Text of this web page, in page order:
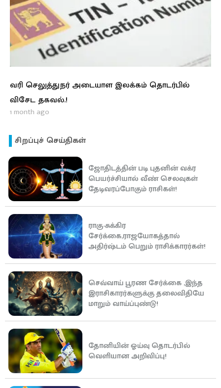
வரி செலுத்துநர் அடையாள இலக்கம் தொடர்பில்
விசேட தகவல்.!
1 month ago
சிறப்புச் செய்திகள்
ஜோதிடத்தின் படி புதனின் வக்ர
பெயர்ச்சியால் வீண் செலவுகள்
தேடிவரப்போகும் ராசிகள்!
ராகு-சுக்கிர
சேர்க்கை,ராஜயோகத்தால்
அதிர்ஷ்டம் பெறும் ராசிக்காரர்கள்!
செவ்வாய் பூரண சேர்க்கை ,இந்த
இராசிகாரர்களுக்கு தலைவிதியே
மாறும் வாய்ப்புண்டு!
தோனியின் ஓய்வு தொடர்பில்
வெளியான அறிவிப்பு!